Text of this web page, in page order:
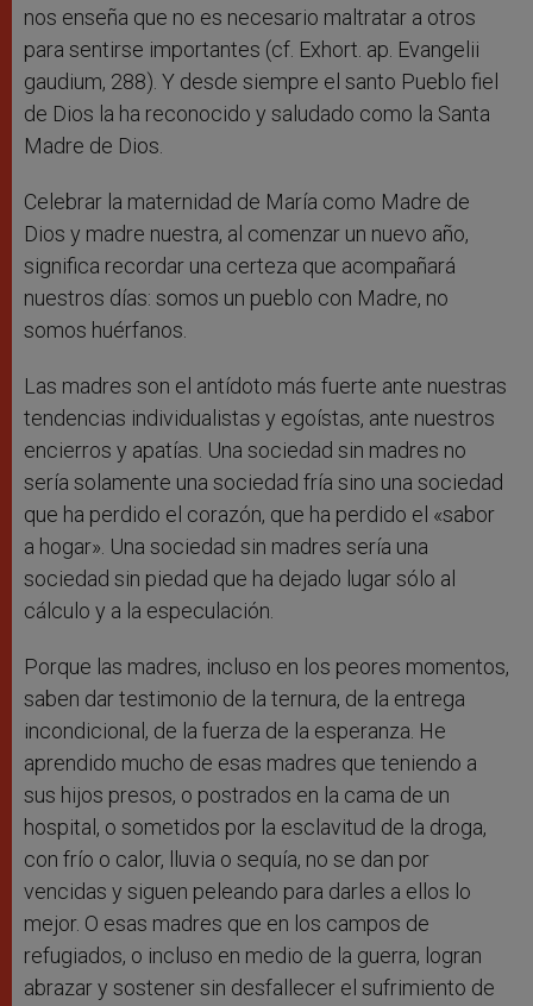
nos enseña que no es necesario maltratar a otros
para sentirse importantes (cf. Exhort. ap. Evangelii
gaudium, 288). Y desde siempre el santo Pueblo fiel
de Dios la ha reconocido y saludado como la Santa
Madre de Dios.
Celebrar la maternidad de María como Madre de
Dios y madre nuestra, al comenzar un nuevo año,
significa recordar una certeza que acompañará
nuestros días: somos un pueblo con Madre, no
somos huérfanos.
Las madres son el antídoto más fuerte ante nuestras
tendencias individualistas y egoístas, ante nuestros
encierros y apatías. Una sociedad sin madres no
sería solamente una sociedad fría sino una sociedad
que ha perdido el corazón, que ha perdido el «sabor
a hogar». Una sociedad sin madres sería una
sociedad sin piedad que ha dejado lugar sólo al
cálculo y a la especulación.
Porque las madres, incluso en los peores momentos,
saben dar testimonio de la ternura, de la entrega
incondicional, de la fuerza de la esperanza. He
aprendido mucho de esas madres que teniendo a
sus hijos presos, o postrados en la cama de un
hospital, o sometidos por la esclavitud de la droga,
con frío o calor, lluvia o sequía, no se dan por
vencidas y siguen peleando para darles a ellos lo
mejor. O esas madres que en los campos de
refugiados, o incluso en medio de la guerra, logran
abrazar y sostener sin desfallecer el sufrimiento de